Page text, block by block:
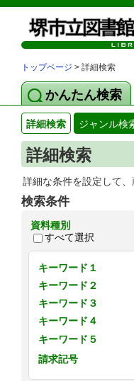
トップページ > 詳細検索
かんたん検索
詳細検索 ジャンル検
詳細検索
詳細な条件を設定して、
検索条件
資料種別
すべて選択
キーワード１
キーワード２
キーワード３
キーワード４
キーワード５
請求記号